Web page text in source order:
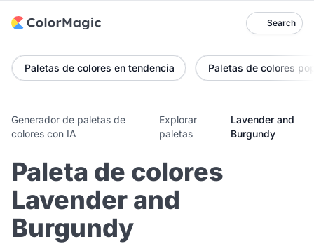
Search
Paletas de colores en tendencia Paletas de colores
Generador de paletas de
colores con IA
Explorar
paletas
Lavender and
Burgundy
Paleta de colores
Lavender and
Burgundy